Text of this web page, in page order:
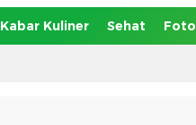
Kabar Kuliner Sehat Foto